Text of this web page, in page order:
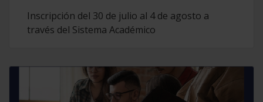
Inscripción del 30 de julio al 4 de agosto a
través del Sistema Académico